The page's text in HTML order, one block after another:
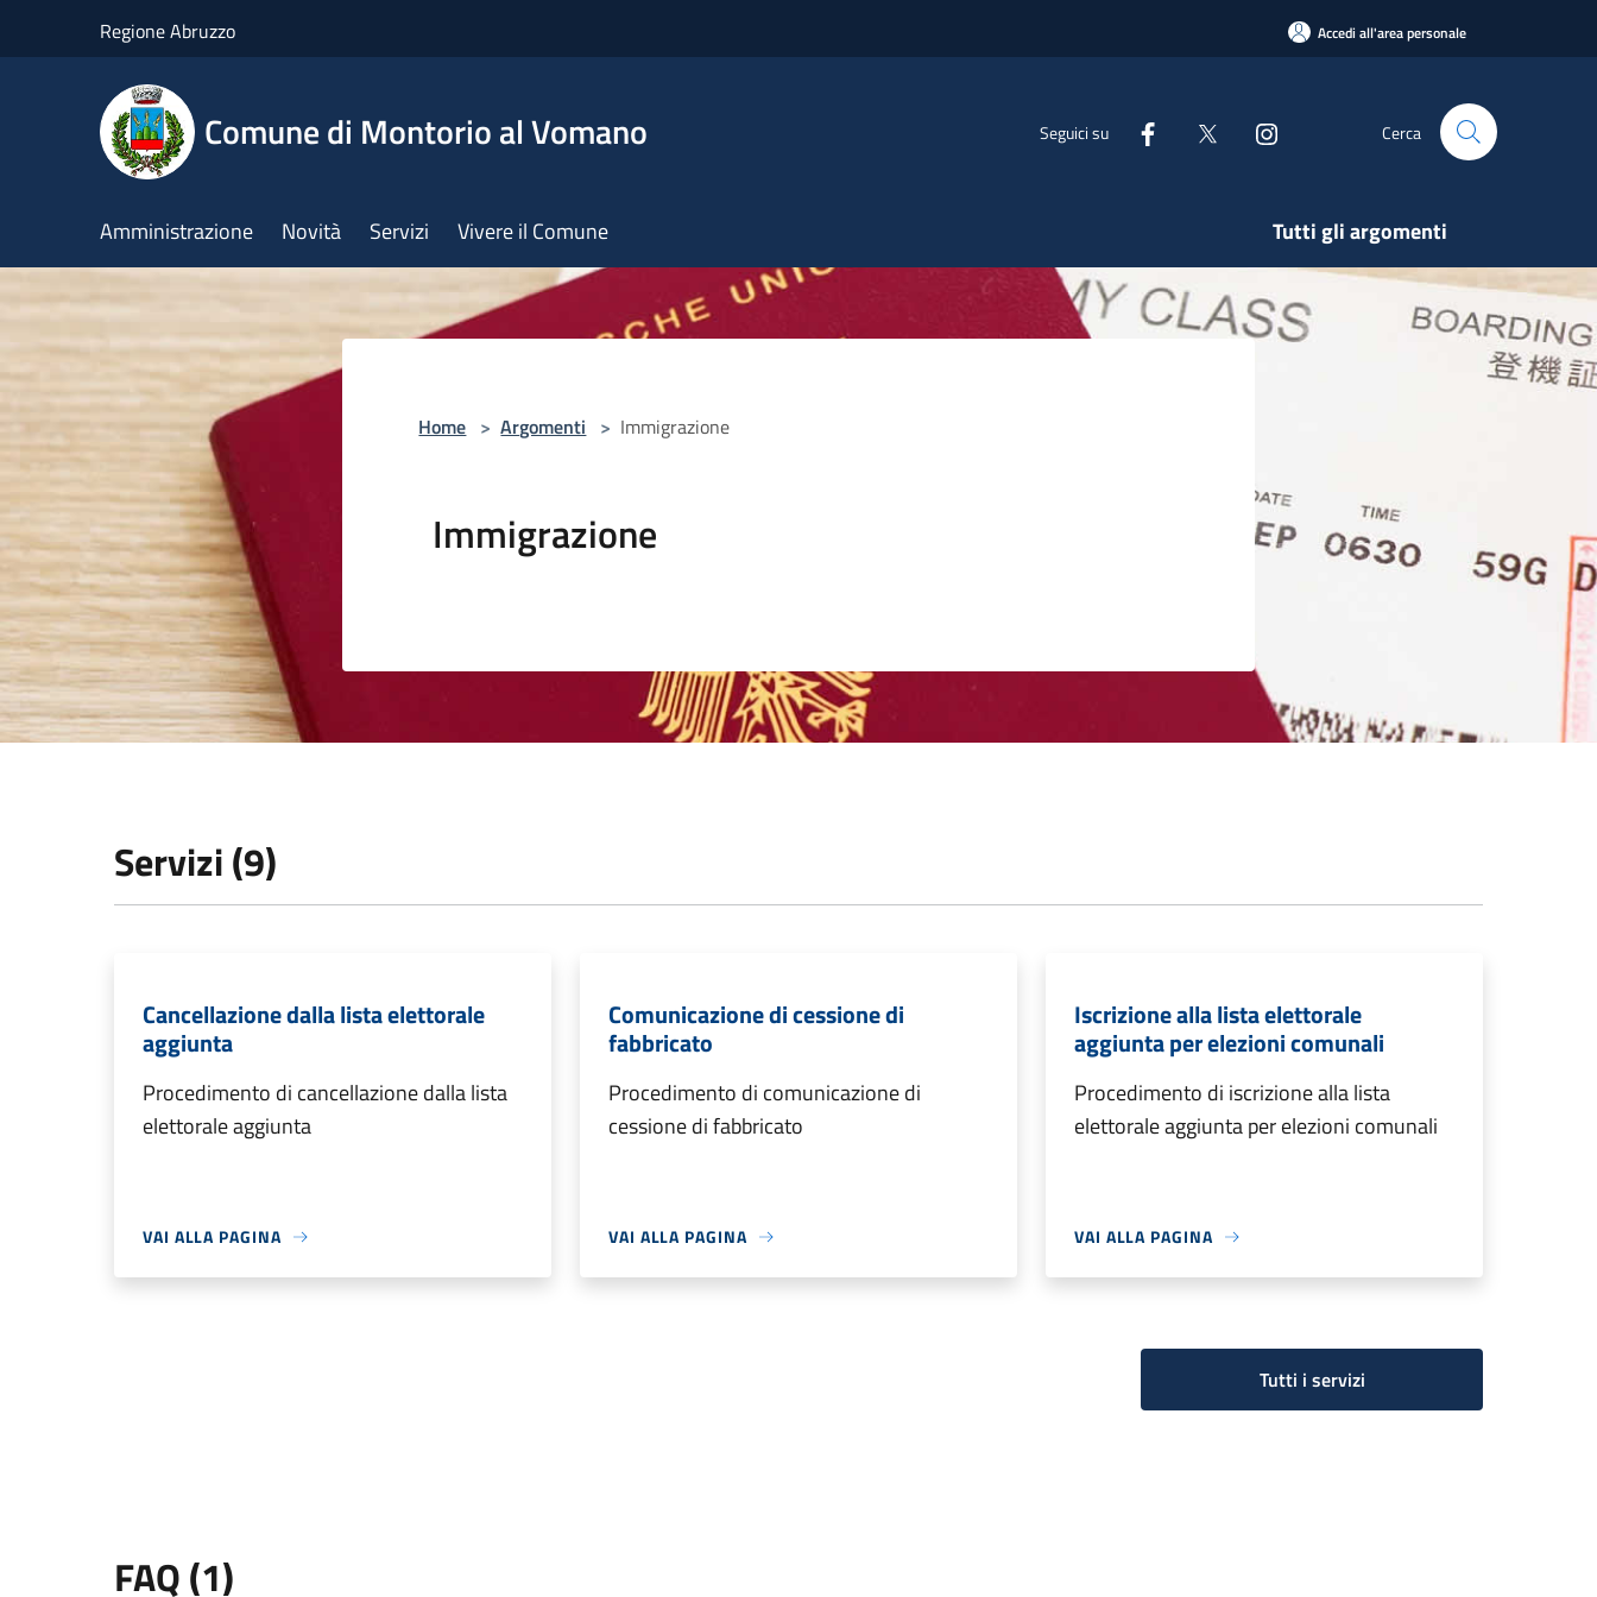
Regione Abruzzo Accedi all'area personale
Comune di Montorio al Vomano Seguici su Cerca
Amministrazione Novità Servizi Vivere il Comune Tutti gli argomenti
Home > Argomenti > Immigrazione
Immigrazione
Servizi (9)
Cancellazione dalla lista elettorale
aggiunta
Procedimento di cancellazione dalla lista
elettorale aggiunta
VAI ALLA PAGINA
Comunicazione di cessione di
fabbricato
Procedimento di comunicazione di
cessione di fabbricato
VAI ALLA PAGINA
Iscrizione alla lista elettorale
aggiunta per elezioni comunali
Procedimento di iscrizione alla lista
elettorale aggiunta per elezioni comunali
VAI ALLA PAGINA
Tutti i servizi
FAQ (1)